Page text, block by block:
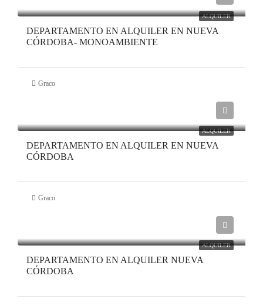
ALQUILER
DEPARTAMENTO EN ALQUILER EN NUEVA
CÓRDOBA- MONOAMBIENTE
Graco
ALQUILER
DEPARTAMENTO EN ALQUILER EN NUEVA
CÓRDOBA
Graco
ALQUILER
DEPARTAMENTO EN ALQUILER NUEVA
CÓRDOBA